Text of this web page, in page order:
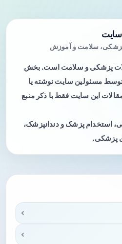
سلامت و آموزش
پزشکی و سلامت است. بخش
مسئولین سایت نوشته یا
این سایت فقط با ذکر منبع
استخدام پزشک و دندانپزشک،